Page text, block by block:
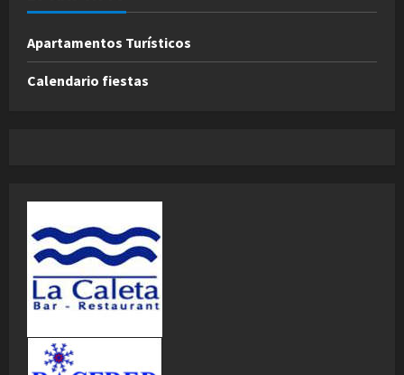
Apartamentos Turísticos
Calendario fiestas